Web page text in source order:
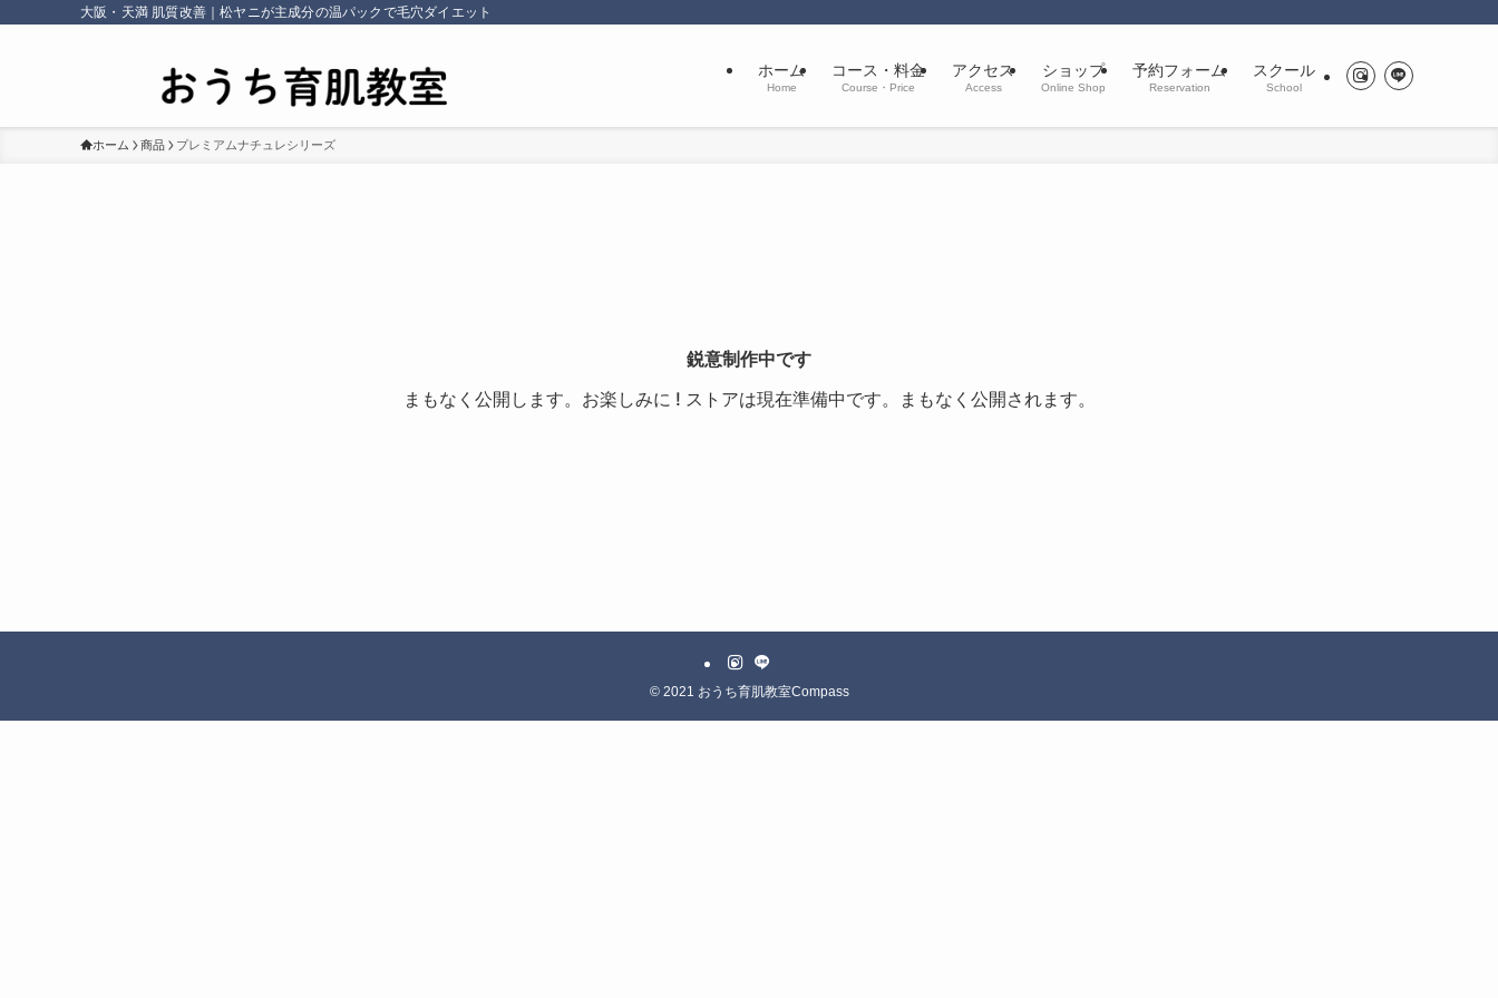
大阪・天満 肌質改善｜松ヤニが主成分の温パックで毛穴ダイエット
ホーム
Home
コース・料金
Course・Price
アクセス
Access
ショップ
Online Shop
予約フォーム
Reservation
スクール
School
ホーム 商品 プレミアムナチュレシリーズ
鋭意制作中です
まもなく公開します。お楽しみに ! ストアは現在準備中です。まもなく公開されます。
©2021 おうち育肌教室Compass